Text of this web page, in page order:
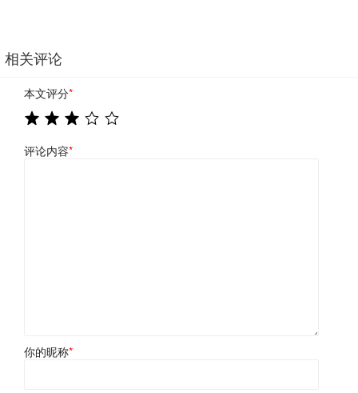
相关评论
本文评分*
评论内容*
你的昵称*